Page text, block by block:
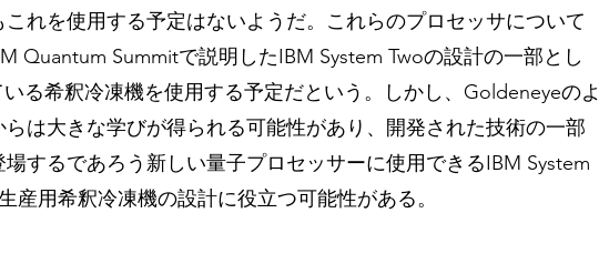
れを使用する予定はないようだ。これらのプロセッサについて
Quantum Summitで説明したIBM System Twoの設計の一部とし
る希釈冷凍機を使用する予定だという。しかし、Goldeneyeのよ
は大きな学びが得られる可能性があり、開発された技術の一部
するであろう新しい量子プロセッサーに使用できるIBM System
産用希釈冷凍機の設計に役立つ可能性がある。